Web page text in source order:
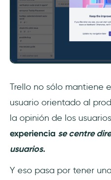
Trello no sólo mantiene
usuario orientado al
la opinión de los
experiencia se centre
usuarios.
Y eso pasa por tener